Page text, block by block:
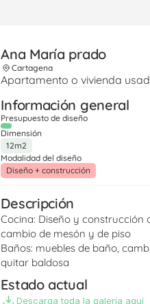
Ana María prado
Cartagena
Apartamento o vivienda
Información general
Presupuesto de diseño
Dimensión
12m2
Modalidad del diseño
Diseño + construcción
Descripción
Cocina: Diseño y
cambio de mesón y de piso
Baños: muebles de baño,
quitar baldosa
Estado actual
Descarga toda la galería aquí